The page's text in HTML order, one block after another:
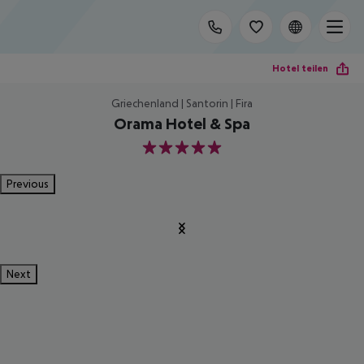
Hotel teilen
Griechenland | Santorin | Fira
Orama Hotel & Spa
5
Previous
Next